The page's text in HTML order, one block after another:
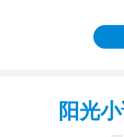
阳光